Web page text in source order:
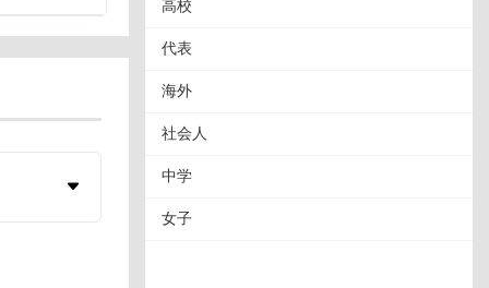
高校
代表
海外
社会人
中学
女子